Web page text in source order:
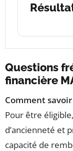
Questions
financière
Comment
Pour être
d’ancienneté et
capacité de